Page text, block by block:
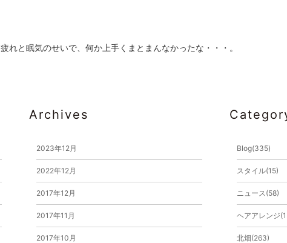
疲れと眠気のせいで、何か上手くまとまんなかったな・・・。
Archives
2023年12月
2022年12月
2017年12月
2017年11月
2017年10月
Blog(335)
スタイル(15)
ニュース(58)
ヘアアレンジ
北畑(263)